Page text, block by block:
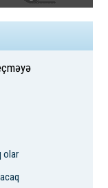
olar